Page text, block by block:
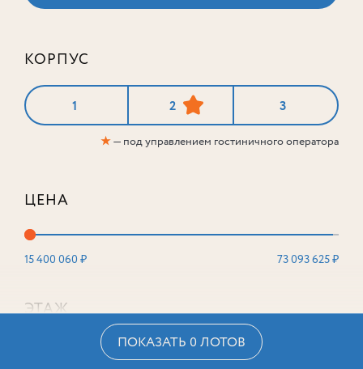
КОРПУС
1 2 3
★— под управлением гостиничного оператора
ЦЕНА
15 400 060 ₽ 73 093 625 ₽
ЭТАЖ
ПОКАЗАТЬ 0 ЛОТОВ